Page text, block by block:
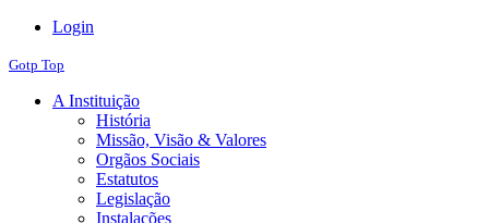
Login
Gotp Top
A Instituição
História
Missão, Visão & Valores
Orgãos Sociais
Estatutos
Legislação
Instalações